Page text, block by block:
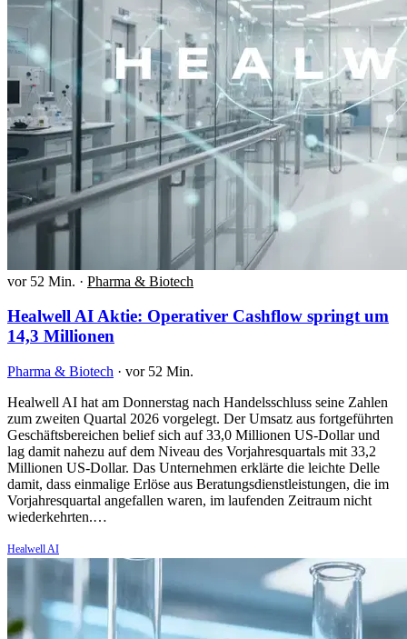
vor 52 Min. · Pharma & Biotech
Healwell AI Aktie: Operativer Cashflow springt um
14,3 Millionen
Pharma & Biotech · vor 52 Min.
Healwell AI hat am Donnerstag nach Handelsschluss seine Zahlen
zum zweiten Quartal 2026 vorgelegt. Der Umsatz aus fortgeführten
Geschäftsbereichen belief sich auf 33,0 Millionen US-Dollar und
lag damit nahezu auf dem Niveau des Vorjahresquartals mit 33,2
Millionen US-Dollar. Das Unternehmen erklärte die leichte Delle
damit, dass einmalige Erlöse aus Beratungsdienstleistungen, die im
Vorjahresquartal angefallen waren, im laufenden Zeitraum nicht
wiederkehrten.…
Healwell AI